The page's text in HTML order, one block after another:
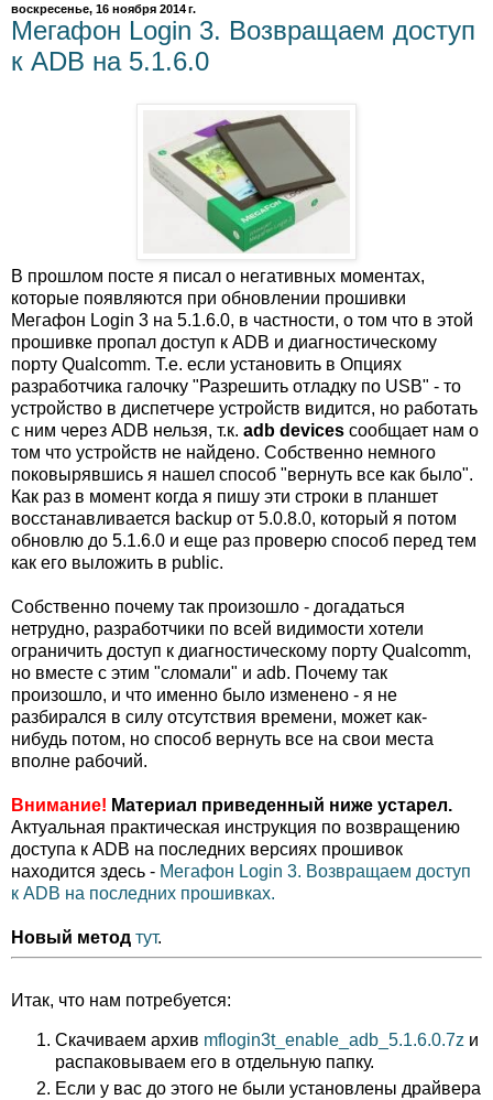
воскресенье, 16 ноября 2014 г.
Мегафон Login 3. Возвращаем доступ
к ADB на 5.1.6.0
В прошлом посте я писал о негативных моментах,
которые появляются при обновлении прошивки
Мегафон Login 3 на 5.1.6.0, в частности, о том что в этой
прошивке пропал доступ к ADB и диагностическому
порту Qualcomm. Т.е. если установить в Опциях
разработчика галочку "Разрешить отладку по USB" - то
устройство в диспетчере устройств видится, но работать
с ним через ADB нельзя, т.к. adb devices сообщает нам о
том что устройств не найдено. Собственно немного
поковырявшись я нашел способ "вернуть все как было".
Как раз в момент когда я пишу эти строки в планшет
восстанавливается backup от 5.0.8.0, который я потом
обновлю до 5.1.6.0 и еще раз проверю способ перед тем
как его выложить в public.
Собственно почему так произошло - догадаться
нетрудно, разработчики по всей видимости хотели
ограничить доступ к диагностическому порту Qualcomm,
но вместе с этим "сломали" и adb. Почему так
произошло, и что именно было изменено - я не
разбирался в силу отсутствия времени, может как-
нибудь потом, но способ вернуть все на свои места
вполне рабочий.
Внимание! Материал приведенный ниже устарел.
Актуальная практическая инструкция по возвращению
доступа к ADB на последних версиях прошивок
находится здесь - Мегафон Login 3. Возвращаем доступ
к ADB на последних прошивках.
Новый метод тут.
Итак, что нам потребуется:
Скачиваем архив mflogin3t_enable_adb_5.1.6.0.7z и
распаковываем его в отдельную папку.
Если у вас до этого не были установлены драйвера